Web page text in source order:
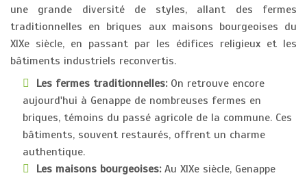
une grande diversité de styles, allant des fermes
traditionnelles en briques aux maisons bourgeoises du
XIXe siècle, en passant par les édifices religieux et les
bâtiments industriels reconvertis.
Les fermes traditionnelles:On retrouve encore
aujourd'hui à Genappe de nombreuses fermes en
briques, témoins du passé agricole de la commune. Ces
bâtiments, souvent restaurés, offrent un charme
authentique.
Les maisons bourgeoises:Au XIXe siècle, Genappe